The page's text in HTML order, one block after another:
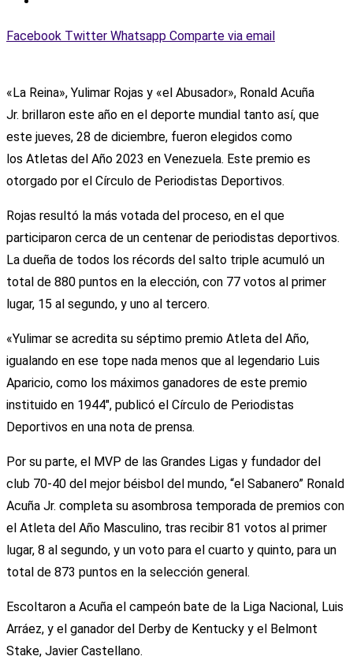
Facebook Twitter Whatsapp Comparte via email
«La Reina», Yulimar Rojas y «el Abusador», Ronald Acuña
Jr. brillaron este año en el deporte mundial tanto así, que
este jueves, 28 de diciembre, fueron elegidos como
los Atletas del Año 2023 en Venezuela. Este premio es
otorgado por el Círculo de Periodistas Deportivos.
Rojas resultó la más votada del proceso, en el que
participaron cerca de un centenar de periodistas deportivos.
La dueña de todos los récords del salto triple acumuló un
total de 880 puntos en la elección, con 77 votos al primer
lugar, 15 al segundo, y uno al tercero.
«Yulimar se acredita su séptimo premio Atleta del Año,
igualando en ese tope nada menos que al legendario Luis
Aparicio, como los máximos ganadores de este premio
instituido en 1944″, publicó el Círculo de Periodistas
Deportivos en una nota de prensa.
Por su parte, el MVP de las Grandes Ligas y fundador del
club 70-40 del mejor béisbol del mundo, “el Sabanero” Ronald
Acuña Jr. completa su asombrosa temporada de premios con
el Atleta del Año Masculino, tras recibir 81 votos al primer
lugar, 8 al segundo, y un voto para el cuarto y quinto, para un
total de 873 puntos en la selección general.
Escoltaron a Acuña el campeón bate de la Liga Nacional, Luis
Arráez, y el ganador del Derby de Kentucky y el Belmont
Stake, Javier Castellano.